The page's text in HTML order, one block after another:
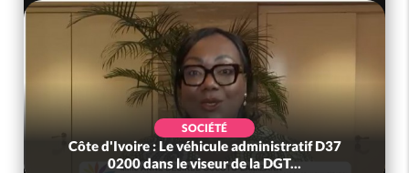
POLITIQUE
Côte d'Ivoire : Diplomatie, Abidjan consolide
ses partenariats avec New Del...